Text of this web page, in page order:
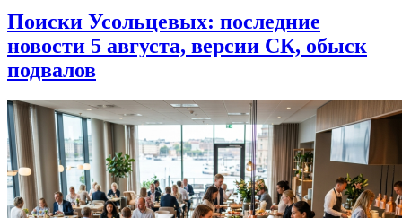
Поиски Усольцевых: последние
новости 5 августа, версии СК, обыск
подвалов